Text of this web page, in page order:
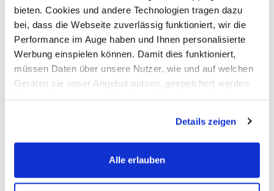
bieten. Cookies und andere Technologien tragen dazu
bei, dass die Webseite zuverlässig funktioniert, wir die
Performance im Auge haben und Ihnen personalisierte
Werbung einspielen können. Damit dies funktioniert,
müssen Daten über unsere Nutzer, wie und auf welchen
Geräten sie unser Angebot nutzen, gespeichert werden.
werden, werden bei der Nutzung der Webseite auf jeden
Fall gesetzt. Cookies von Drittanbietern für Analyse- oder
Trackingzwecke werden nur dann aktiviert, wenn Sie das
erlauben" bzw. "Alle erlauben" klicken. Mehr dazu
Details zeigen
Alle erlauben
Schneller DHL Versand: in 1–3 Werktagen
Kostenfreie Rücksendung innerhalb 14 Tage
Kostenlose Filiallieferung in Ihre Wunschfiliale
Wohndecke 140x200cm